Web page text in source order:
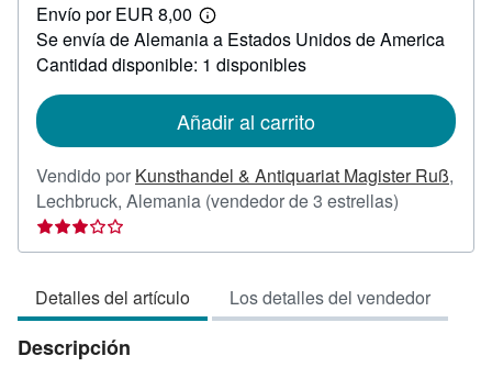
60,00
Envío por EUR 8,00
Más
información
sobre
las
envío
Se envía de Alemania a Estados Unidos de America
Cantidad disponible: 1 disponibles
Añadir al carrito
Vendido por Kunsthandel & Antiquariat Magister Ruß,
Lechbruck, Alemania (vendedor de 3 estrellas)
vendedor:
de
5
Detalles del artículo Los detalles del vendedor
Descripción